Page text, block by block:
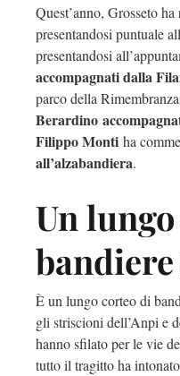
Quest’anno, Grosseto
presentandosi puntuale
presentandosi
accompagnati dalla
parco della
Berardino
Filippo Monti ha
all’alzabandiera.
Un
È un lungo corteo di
gli striscioni dell’Anpi e
hanno sfilato per le vie
tutto il tragitto ha